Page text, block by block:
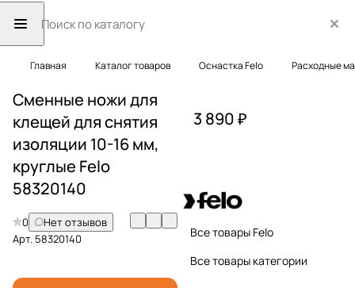
Главная Каталог товаров Оснастка Felo Расходные
Сменные ножи для
клещей для снятия
изоляции 10-16 мм,
круглые Felo
58320140
0
Нет отзывов
Арт. 58320140
3 890 ₽
Все товары Felo
Все товары категории